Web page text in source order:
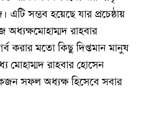
এটি সম্ভব হয়েছে যার প্রচেষ্ঠায়
অধ্যক্ষমোহাম্মদ রাহবার
করার মতো কিছু দিপ্তমান মানুষ
মোহাম্মদ রাহবার হোসেন
সফল অধ্যক্ষ হিসেবে সবার